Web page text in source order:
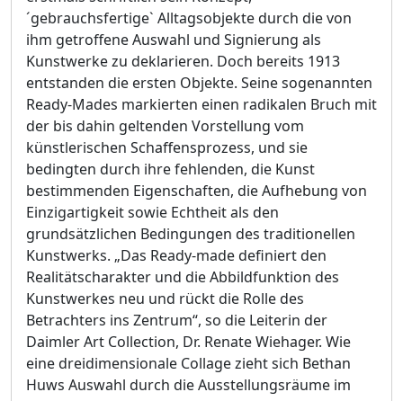
´gebrauchsfertige` Alltagsobjekte durch die von
ihm getroffene Auswahl und Signierung als
Kunstwerke zu deklarieren. Doch bereits 1913
entstanden die ersten Objekte. Seine sogenannten
Ready-Mades markierten einen radikalen Bruch mit
der bis dahin geltenden Vorstellung vom
künstlerischen Schaffensprozess, und sie
bedingten durch ihre fehlenden, die Kunst
bestimmenden Eigenschaften, die Aufhebung von
Einzigartigkeit sowie Echtheit als den
grundsätzlichen Bedingungen des traditionellen
Kunstwerks. „Das Ready-made definiert den
Realitätscharakter und die Abbildfunktion des
Kunstwerkes neu und rückt die Rolle des
Betrachters ins Zentrum“, so die Leiterin der
Daimler Art Collection, Dr. Renate Wiehager. Wie
eine dreidimensionale Collage zieht sich Bethan
Huws Auswahl durch die Ausstellungsräume im